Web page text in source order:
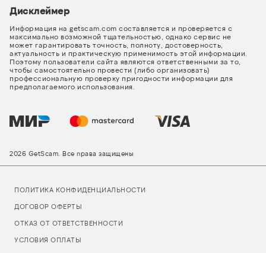
Дисклеймер
Информация на getscam.com составляется и проверяется с
максимально возможной тщательностью, однако сервис не
может гарантировать точность, полноту, достоверность,
актуальность и практическую применимость этой информации.
Поэтому пользователи сайта являются ответственными за то,
чтобы самостоятельно провести (либо организовать)
профессиональную проверку пригодности информации для
предполагаемого использования.
2026 GetScam. Все права защищены
ПОЛИТИКА КОНФИДЕНЦИАЛЬНОСТИ
ДОГОВОР ОФЕРТЫ
ОТКАЗ ОТ ОТВЕТСТВЕННОСТИ
УСЛОВИЯ ОПЛАТЫ